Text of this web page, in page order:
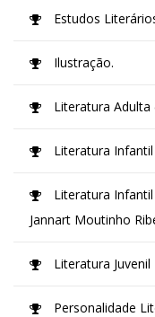
Estudos
Ilustração.
Literatura
Literatura Infantil
Literatura
Jannart Moutinho
Literatura Juvenil
Personalidade